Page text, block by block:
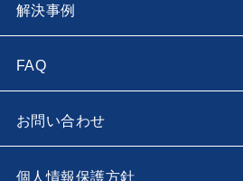
解決事例
FAQ
お問い合わせ
個人情報保護方針